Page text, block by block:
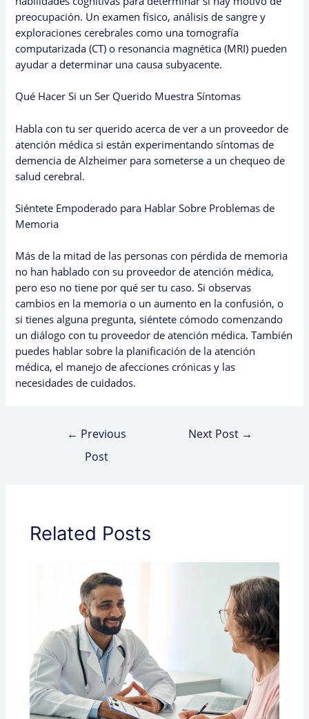
preocupación. Un examen físico, análisis de sangre y
exploraciones cerebrales como una tomografía
computarizada (CT) o resonancia magnética (MRI) pueden
ayudar a determinar una causa subyacente.
Qué Hacer Si un Ser Querido Muestra Síntomas
Habla con tu ser querido acerca de ver a un proveedor de
atención médica si están experimentando síntomas de
demencia de Alzheimer para someterse a un chequeo de
salud cerebral.
Siéntete Empoderado para Hablar Sobre Problemas de
Memoria
Más de la mitad de las personas con pérdida de memoria
no han hablado con su proveedor de atención médica,
pero eso no tiene por qué ser tu caso. Si observas
cambios en la memoria o un aumento en la confusión, o
si tienes alguna pregunta, siéntete cómodo comenzando
un diálogo con tu proveedor de atención médica. También
puedes hablar sobre la planificación de la atención
médica, el manejo de afecciones crónicas y las
necesidades de cuidados.
← Previous
Post
Next Post →
Related Posts